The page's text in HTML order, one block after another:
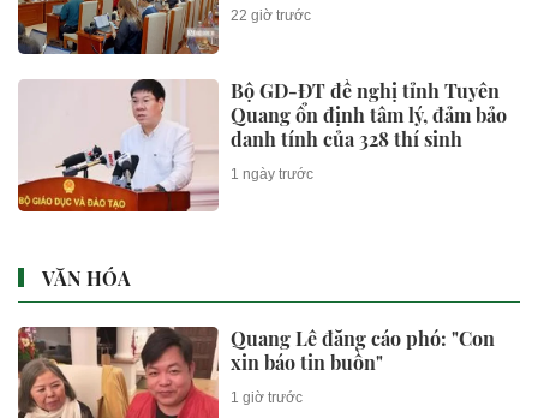
22 giờ trước
Bộ GD-ĐT đề nghị tỉnh Tuyên
Quang ổn định tâm lý, đảm bảo
danh tính của 328 thí sinh
1 ngày trước
VĂN HÓA
Quang Lê đăng cáo phó: "Con
xin báo tin buồn"
1 giờ trước